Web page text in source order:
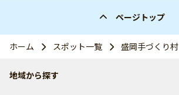
ページトップ
ホーム スポット一覧 盛岡手づくり村
地域から探す